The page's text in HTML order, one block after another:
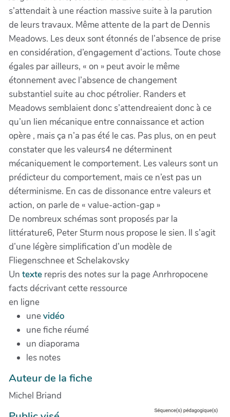
s’attendait à une réaction massive suite à la parution
de leurs travaux. Même attente de la part de Dennis
Meadows. Les deux sont étonnés de l’absence de prise
en considération, d’engagement d’actions. Toute chose
égales par ailleurs, « on » peut avoir le même
étonnement avec l’absence de changement
substantiel suite au choc pétrolier. Randers et
Meadows semblaient donc s’attendreaient donc à ce
qu’un lien mécanique entre connaissance et action
opère , mais ça n’a pas été le cas. Pas plus, on en peut
constater que les valeurs4 ne déterminent
mécaniquement le comportement. Les valeurs sont un
prédicteur du comportement, mais ce n’est pas un
déterminisme. En cas de dissonance entre valeurs et
action, on parle de « value-action-gap »
De nombreux schémas sont proposés par la
littérature6, Peter Sturm nous propose le sien. Il s’agit
d’une légère simplification d’un modèle de
Fliegenschnee et Schelakovsky
Un texte repris des notes sur la page Anrhropocene
facts décrivant cette ressource
en ligne
unevidéo
une fiche réumé
un diaporama
les notes
Auteur de la fiche
Michel Briand